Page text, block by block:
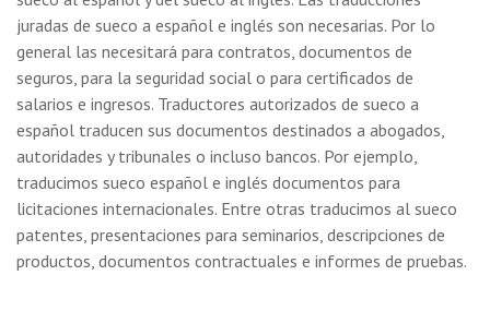
juradas de sueco a español e inglés son necesarias. Por lo
general las necesitará para contratos, documentos de
seguros, para la seguridad social o para certificados de
salarios e ingresos. Traductores autorizados de sueco a
español traducen sus documentos destinados a abogados,
autoridades y tribunales o incluso bancos. Por ejemplo,
traducimos sueco español e inglés documentos para
licitaciones internacionales. Entre otras traducimos al sueco
patentes, presentaciones para seminarios, descripciones de
productos, documentos contractuales e informes de pruebas.